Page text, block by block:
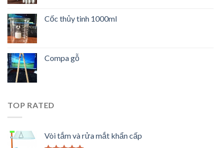
Cốc thủy tinh 1000ml
Compa gỗ
TOP RATED
Vòi tắm và rửa mắt khẩn cấp